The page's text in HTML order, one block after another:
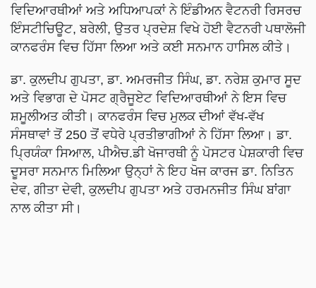
ਵਿਦਿਆਰਥੀਆਂ ਅਤੇ ਅਧਿਆਪਕਾਂ ਨੇ ਇੰਡੀਅਨ ਵੈਟਨਰੀ ਰਿਸਰਚ
ਇੰਸਟੀਚਿਊਟ, ਬਰੇਲੀ, ਉਤਰ ਪ੍ਰਦੇਸ਼ ਵਿਖੇ ਹੋਈ ਵੈਟਨਰੀ ਪਥਾਲੋਜੀ
ਕਾਨਫਰੰਸ ਵਿਚ ਹਿੱਸਾ ਲਿਆ ਅਤੇ ਕਈ ਸਨਮਾਨ ਹਾਸਿਲ ਕੀਤੇ।
ਡਾ. ਕੁਲਦੀਪ ਗੁਪਤਾ, ਡਾ. ਅਮਰਜੀਤ ਸਿੰਘ, ਡਾ. ਨਰੇਸ਼ ਕੁਮਾਰ ਸੂਦ
ਅਤੇ ਵਿਭਾਗ ਦੇ ਪੋਸਟ ਗ੍ਰੈਜੂਏਟ ਵਿਦਿਆਰਥੀਆਂ ਨੇ ਇਸ ਵਿਚ
ਸ਼ਮੂਲੀਅਤ ਕੀਤੀ। ਕਾਨਫਰੰਸ ਵਿਚ ਮੁਲਕ ਦੀਆਂ ਵੱਖ-ਵੱਖ
ਸੰਸਥਾਵਾਂ ਤੋਂ 250 ਤੋਂ ਵਧੇਰੇ ਪ੍ਰਤੀਭਾਗੀਆਂ ਨੇ ਹਿੱਸਾ ਲਿਆ। ਡਾ.
ਪ੍ਰਿਯੰਕਾ ਸਿਆਲ, ਪੀਐਚ.ਡੀ ਖੋਜਾਰਥੀ ਨੂੰ ਪੋਸਟਰ ਪੇਸ਼ਕਾਰੀ ਵਿਚ
ਦੂਸਰਾ ਸਨਮਾਨ ਮਿਲਿਆ ਉਨ੍ਹਾਂ ਨੇ ਇਹ ਖੋਜ ਕਾਰਜ ਡਾ. ਨਿਤਿਨ
ਦੇਵ, ਗੀਤਾ ਦੇਵੀ, ਕੁਲਦੀਪ ਗੁਪਤਾ ਅਤੇ ਹਰਮਨਜੀਤ ਸਿੰਘ ਬਾਂਗਾ
ਨਾਲ ਕੀਤਾ ਸੀ।